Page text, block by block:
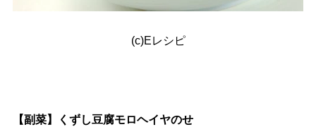
(c)Eレシピ
【副菜】くずし豆腐モロヘイヤのせ